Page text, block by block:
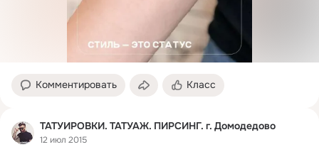
Комментировать Класс
ТАТУИРОВКИ. ТАТУАЖ. ПИРСИНГ. г. Домодедово
12 июл 2015